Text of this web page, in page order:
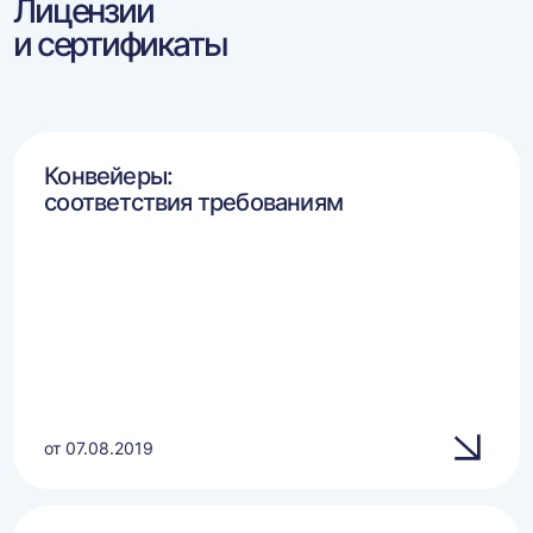
Лицензии
и сертификаты
Конвейеры:
соответствия требованиям
от 07.08.2019